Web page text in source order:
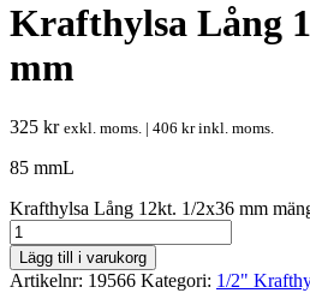
Krafthylsa Lång
mm
325 kr exkl. moms. | 406 krinkl. moms.
85 mmL
Krafthylsa Lång 12kt. 1/2x36 mm
Lägg till i varukorg
Artikelnr: 19566 Kategori: 1/2"